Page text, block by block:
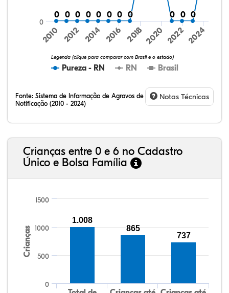
0
0 0
0 0
0 0
0 0
0 0
0 0
0 0
0 0
0 0
0 0
0
Pureza - RN RN Brasil
Legenda (clique para comparar com Brasil e o estado)
2010 2012 2014 2016 2018 2020 2022 2024
0
Fonte: Sistema de Informação de Agravos de
Notificação (2010 - 2024)
Notas Técnicas
Crianças entre 0 e 6 no Cadastro
Único e Bolsa Família
Crianças
0
500
1000
1500
1.008
865
737
24,77%
2,81%
0,36%
71,26%
0,12%
0,68%
32,57%
9,24%
0,46%
54,88%
1,27%
1,56%